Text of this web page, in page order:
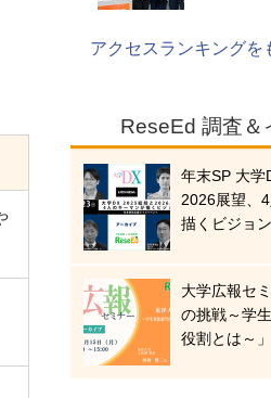
アクセスランキングを
ReseEd 調査＆
年末SP 大学
2026展望、
描くビジョ
大学広報セ
の挑戦～学
役割とは～